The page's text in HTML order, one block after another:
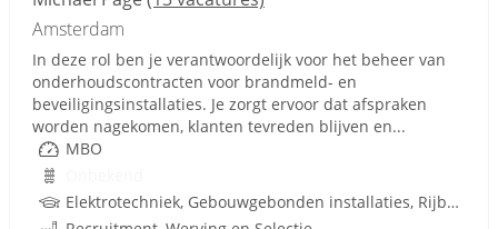
Amsterdam
In deze rol ben je verantwoordelijk voor het beheer van
onderhoudscontracten voor brandmeld- en
beveiligingsinstallaties. Je zorgt ervoor dat afspraken
worden nagekomen, klanten tevreden blijven en...
MBO
Elektrotechniek, Gebouwgebonden installaties, Rijbewijs